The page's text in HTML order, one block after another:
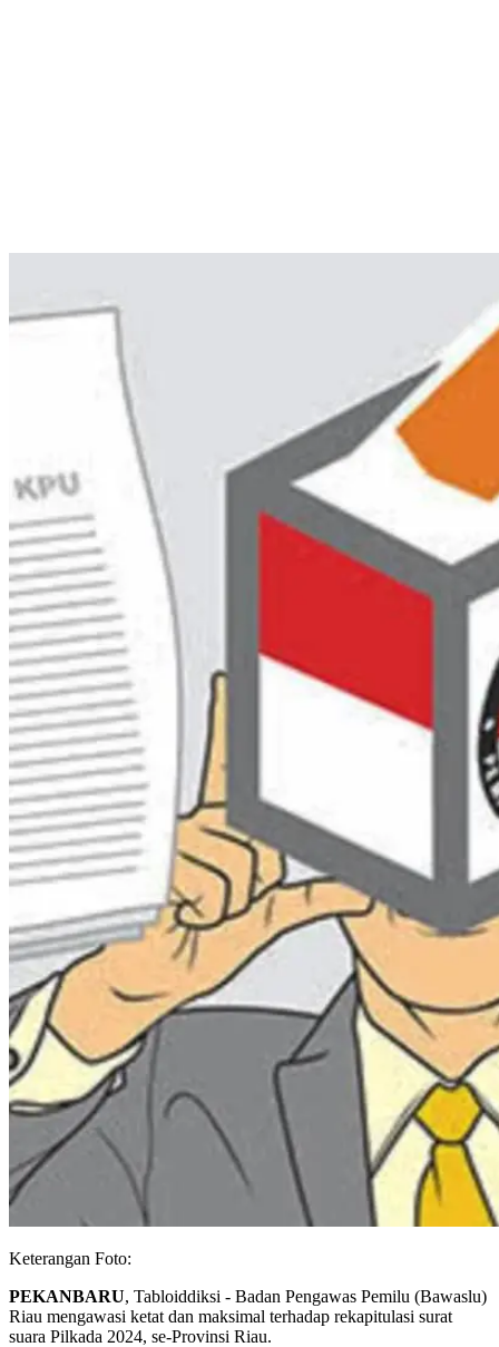
Keterangan Foto:
PEKANBARU, Tabloiddiksi - Badan Pengawas Pemilu (Bawaslu)
Riau mengawasi ketat dan maksimal terhadap rekapitulasi surat
suara Pilkada 2024, se-Provinsi Riau.